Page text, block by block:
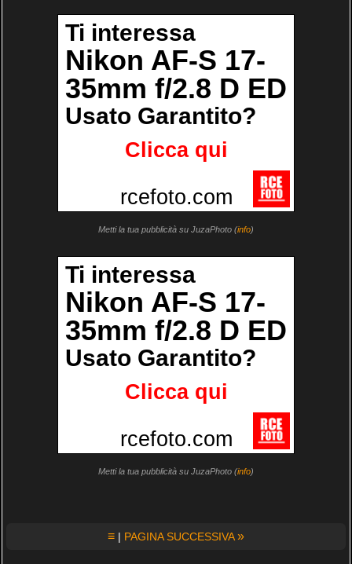
Metti la tua pubblicità su JuzaPhoto (info)
Metti la tua pubblicità su JuzaPhoto (info)
≡ | PAGINA SUCCESSIVA»